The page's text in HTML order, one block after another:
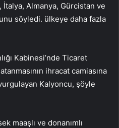
Almanya, Gürcistan ve
söyledi. ülkeye daha fazla
Kabinesi’nde Ticaret
ihracat camiasına
Kalyoncu, şöyle
maaşlı ve donanımlı